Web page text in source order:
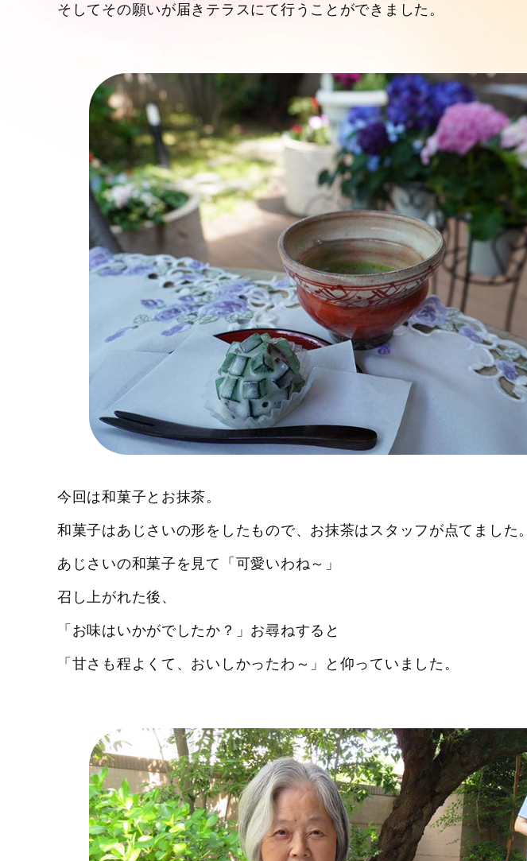
そしてその願いが届きテラスにて行うことができました。
今回は和菓子とお抹茶。
和菓子はあじさいの形をしたもので、お抹茶はスタッフが点てました。
あじさいの和菓子を見て「可愛いわね～」
召し上がれた後、
「お味はいかがでしたか？」お尋ねすると
「甘さも程よくて、おいしかったわ～」と仰っていました。